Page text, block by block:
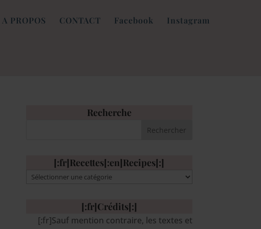
A PROPOS CONTACT Facebook Instagram
Recherche
[:fr]Recettes[:en]Recipes[:]
[:fr]Recettes[:en]Recipes[:]
[:fr]Crédits[:]
[:fr]Sauf mention contraire, les textes et